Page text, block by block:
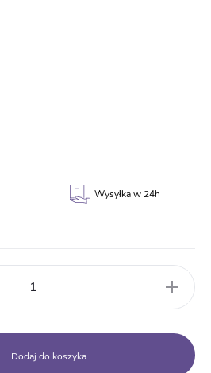
Wysyłka w 24h
Dodaj do koszyka